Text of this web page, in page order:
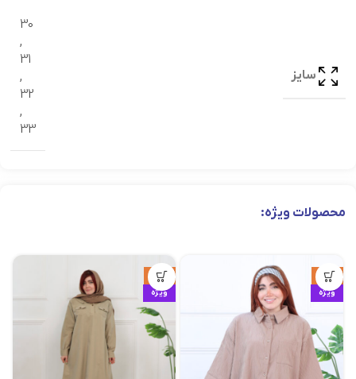
سایز
30
,
31
,
32
,
33
محصولات ویژه:
حراج
ویژه
حراج
ویژه